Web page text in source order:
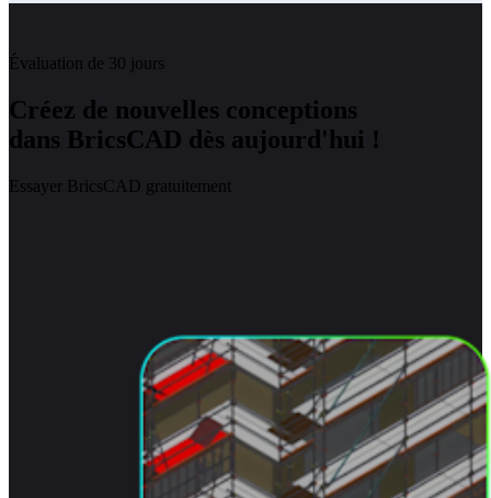
Évaluation de 30 jours
Créez de nouvelles conceptions
dans BricsCAD dès aujourd'hui !
Essayer BricsCAD gratuitement